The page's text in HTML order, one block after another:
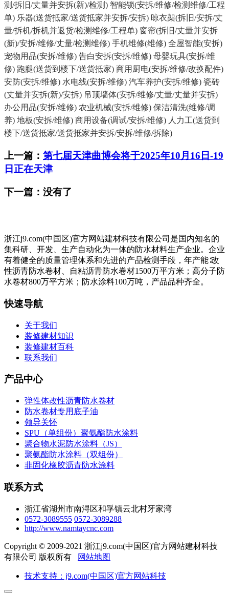
测/拆旧/丈量并安拆(新)/检测) 智能锁(安拆/维修/检测维修/工程
单) 乐器(送货抵家/送货抵家并安拆/安拆) 晾衣架(拆旧/安拆/丈
量/拆机/拆机并返货/检测维修/工程单) 窗帘(拆旧/丈量并安拆
(新)/安拆/维修/丈量/检测维修) 手机维修(维修) 全屋智能(安拆)
宠物用品(安拆/维修) 告白安拆(安拆/维修) 母婴玩具(安拆/维
修) 跑腿(送货到楼下/送货抵家) 商用厨电(安拆/维修/改换配件)
安防(安拆/维修) 水电线(安拆/维修) 汽车养护(安拆/维修) 瓷砖
(丈量并安拆(新)/安拆) 吊顶墙体(安拆/维修/丈量/丈量并安拆)
办公用品(安拆/维修) 农业机械(安拆/维修) 保洁清洗(维修/调
养) 地板(安拆/维修) 商用设备(调试/安拆/维修) 人力工(送货到
楼下/送货抵家/送货抵家并安拆/安拆/维修/拆除)
上一篇： 第七届天津曲博会将于2025年10月16日-19
日正在天津
下一篇：没有了
浙江j9.com(中国区)官方网站建材科技有限公司是国内知名的
集科研、开发、生产自动化为一体的防水材料生产企业。企业
有着健全的质量管理体系和先进的产品检测手段，年产能∶改
性沥青防水卷材、自粘沥青防水卷材1500万平方米；高分子防
水卷材800万平方米；防水涂料100万吨，产品品种齐全。
快速导航
关于我们
装修建材知识
装修建材百科
联系我们
产品中心
弹性体改性沥青防水卷材
防水卷材专用底子油
领导关怀
SPU（单组份）聚氨酯防水涂料
聚合物水泥防水涂料（JS）
聚氨酯防水涂料（双组份）
非固化橡胶沥青防水涂料
联系方式
浙江省湖州市南浔区和孚镇云北村牙家湾
0572-3089555 0572-3089288
http://www.namtaycnc.com
Copyright © 2009-2021 浙江j9.com(中国区)官方网站建材科技
有限公司 版权所有
网站地图
技术支持：j9.com(中国区)官方网站科技